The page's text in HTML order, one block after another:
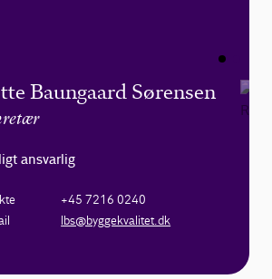
Baungaard Sørensen
ansvarlig
+45 7216 0240
lbs@byggekvalitet.dk